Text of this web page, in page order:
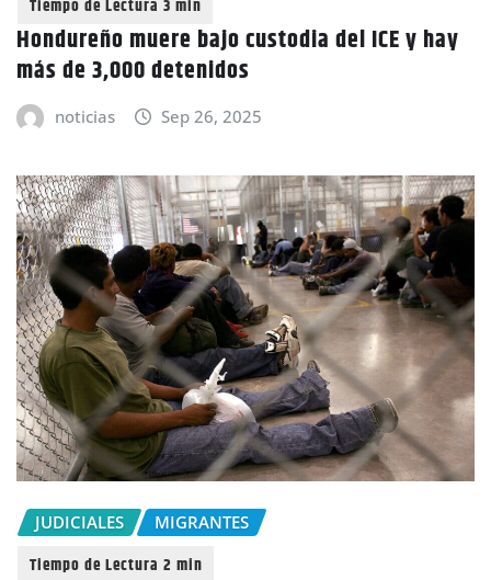
Hondureño muere bajo custodia del ICE y hay
más de 3,000 detenidos
noticias Sep 26, 2025
JUDICIALES MIGRANTES